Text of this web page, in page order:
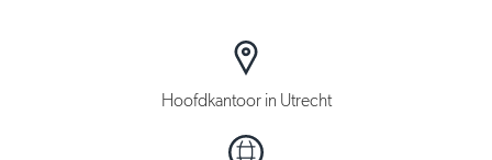
Hoofdkantoor in Utrecht